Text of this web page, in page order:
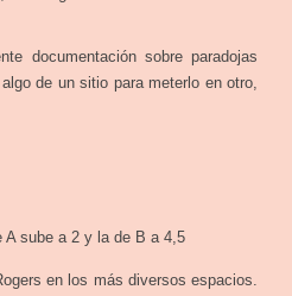
documentación sobre paradojas
de un sitio para meterlo en otro,
sube a 2 y la de B a 4,5
en los más diversos espacios.